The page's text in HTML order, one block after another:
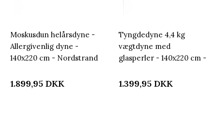
Moskusdun helårsdyne -
Allergivenlig dyne -
140x220 cm - Nordstrand
1.899,95 DKK
Tyngdedyne 4,4 kg
vægtdyne med
glasperler - 140x220 cm -
Nordstrand Home
1.399,95 DKK